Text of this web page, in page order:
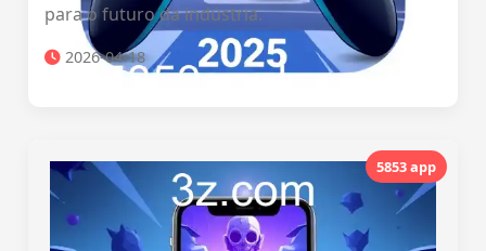
para o futuro da indústria.
2026-04-18
5853 app